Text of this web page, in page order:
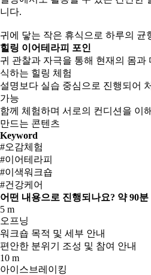
니다.
귀에 닿는 작은 휴식으로 하루의 균
힐링 이어테라피 포인
귀 관찰과 자극을 통해 현재의 몸과
식하는 힐링 체험
설명보다 실습 중심으로 진행되어
가능
함께 체험하며 서로의 컨디션을 이
만드는 콘텐츠
Keyword
#오감체험
#이어테라피
#이색워크숍
#건강케어
어떤 내용으로 진행되나요? 약 90분
5 m
오프닝
워크숍 목적 및 세부 안내
편안한 분위기 조성 및 참여 안내
10 m
아이스브레이킹